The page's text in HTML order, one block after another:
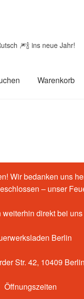
🎆🍾 ins neue Jahr!
Warenkorb
Wir bedanken uns
– unser
direkt bei
Berlin
Str. 42, 10409 Berlin
Öffnungszeiten